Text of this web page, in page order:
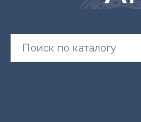
Лента